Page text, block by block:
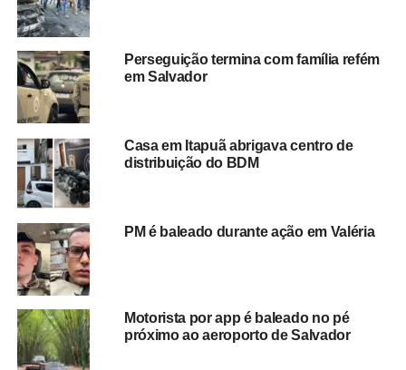
Foto: divulgação
Na madrugada desta segunda-feira (12),
Tancredo Neves se transformou em um verdadeiro
campo de guerra
tiroteios em pontos como as localidades do Canal e
Macaco, por volta das 2h da manhã. Os disparos
assustaram os moradores e interromperam a circulação
de ônibus na região. Segundo relatos, os confrontos
ocorreram entre facções criminosas rivais.
Perseguição termina com família refém
em Salvador
Casa em Itapuã abrigava centro de
distribuição do BDM
PM é baleado durante ação em Valéria
Motorista por app é baleado no pé
próximo ao aeroporto de Salvador